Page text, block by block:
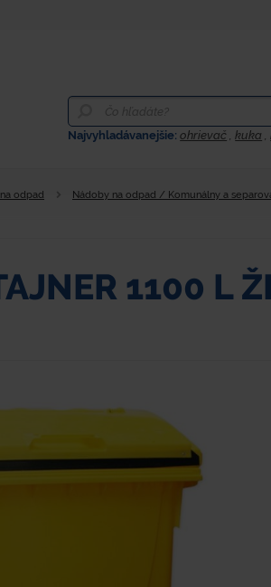
Najvyhladávanejšie:ohrievač ,kuka ,
odpad Nádoby na odpad / Komunálny a
1100 L